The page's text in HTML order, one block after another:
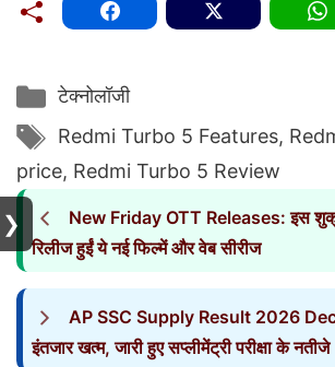
Categories
टेक्नोलॉजी
Tags
Redmi Turbo 5 Features,
price, Redmi Turbo 5 Review
New Friday OTT Releases: इस
रिलीज हुईं ये नई फिल्में और वेब सीरीज
AP SSC Supply Result 2026
इंतजार खत्म, जारी हुए सप्लीमेंट्री परीक्षा के नतीजे
❯